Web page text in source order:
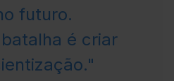
futuro.
é criar